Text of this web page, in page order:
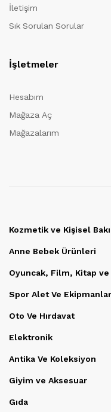
İletişim
Sık Sorulan Sorular
İşletmeler
Hesabım
Mağaza Aç
Mağazalarım
Kozmetik ve Kişisel
Anne Bebek Ürünleri
Oyuncak, Film, Kitap ve
Spor Alet Ve
Oto Ve Hırdavat
Elektronik
Antika Ve Koleksiyon
Giyim ve Aksesuar
Gıda